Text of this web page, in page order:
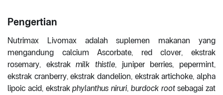
Pengertian
Nutrimax Livomax adalah suplemen makanan yang
mengandung calcium Ascorbate, red clover, ekstrak
rosemary, ekstrakmilk thistle, juniper berries, pepermint,
ekstrak cranberry, ekstrak dandelion, ekstrak artichoke, alpha
lipoic acid, ekstrakphylanthus niruri, burdock rootsebagai zat